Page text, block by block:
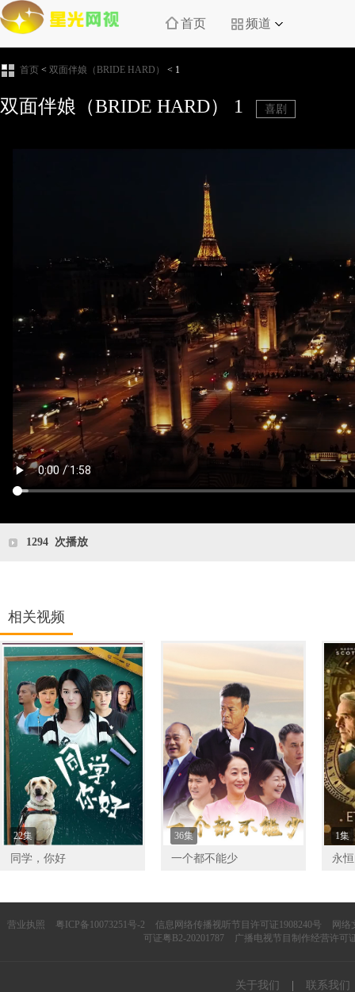
首页 频道
首页 < 双面伴娘（BRIDE HARD） < 1
双面伴娘（BRIDE HARD） 1 喜剧
1294 次播放
相关视频
22集
同学，你好
36集
一个都不能少
1集
永
营业执照 粤ICP备10073251号-2 信息网络传播视听节目许可证1908240号
网络
可证粤B2-20201787
广播电视节目制作经营许可
关于我们 联系我们